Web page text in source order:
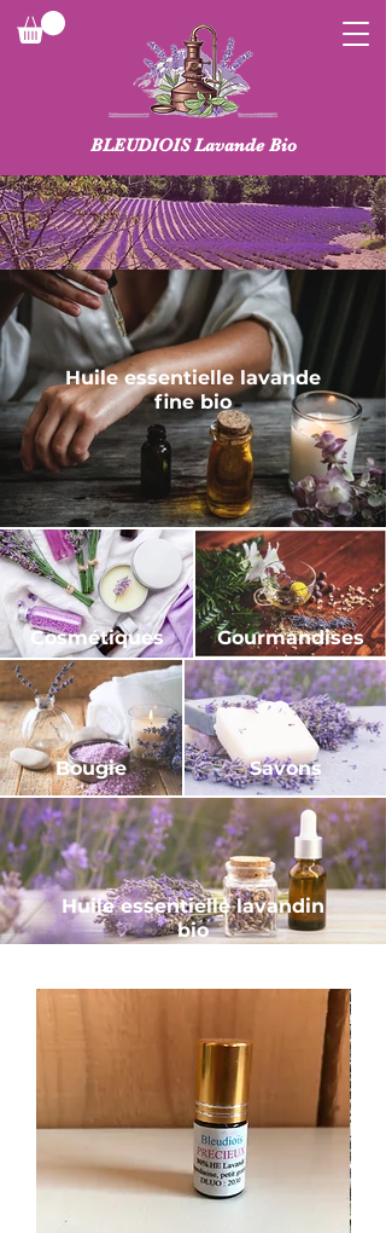
BLEUDIOIS Lavande Bio
Nos produits
Nos huiles essentielles bio de lavande et lavandin
Huile essentielle lavande
fine bio
Cosmétiques Gourmandises
Bougie Savons
Huile essentielle lavandin
bio